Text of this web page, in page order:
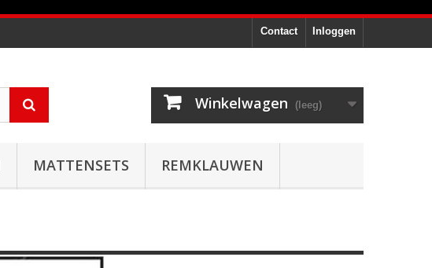
Inloggen
Contact
Winkelwagen (leeg)
MATTENSETS REMKLAUWEN